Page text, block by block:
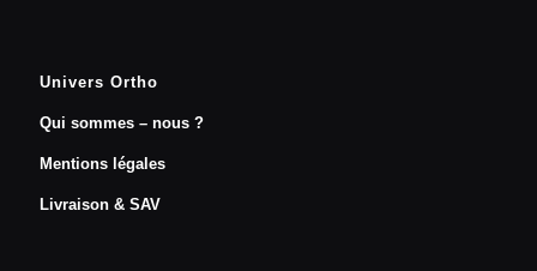
Univers Ortho
Qui sommes – nous ?
Mentions légales
Livraison & SAV